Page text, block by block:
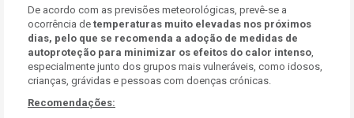
De acordo com as previsões meteorológicas, prevê-se a
ocorrência de temperaturas muito elevadas nos próximos
dias, pelo que se recomenda a adoção de medidas de
autoproteção para minimizar os efeitos do calor intenso,
especialmente junto dos grupos mais vulneráveis, como idosos,
crianças, grávidas e pessoas com doenças crónicas.
Recomendações: